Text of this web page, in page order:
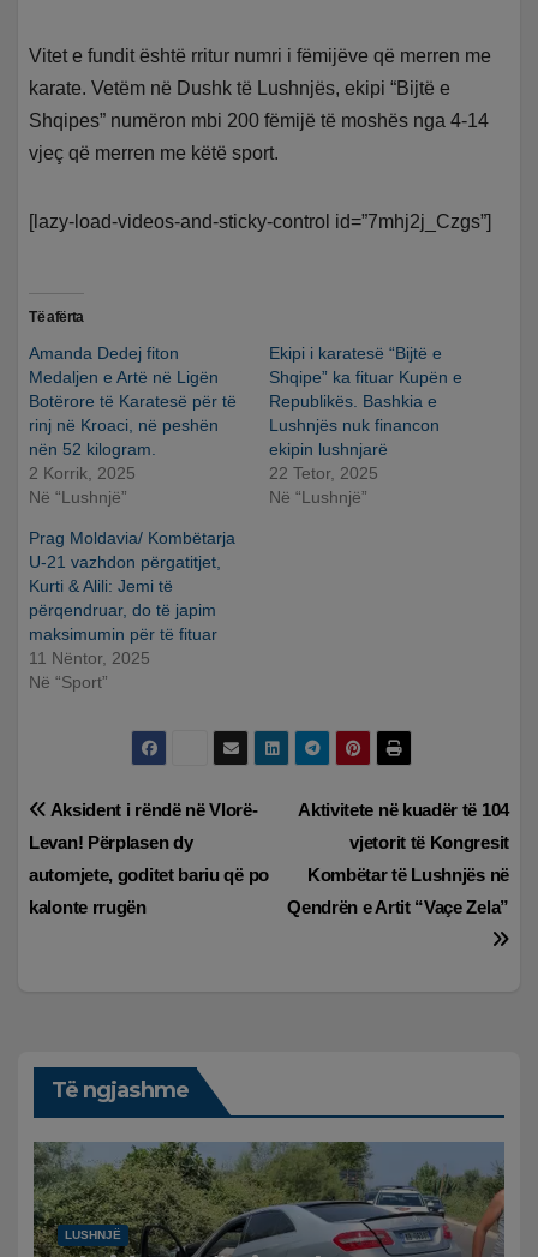
Vitet e fundit është rritur numri i fëmijëve që merren me
karate. Vetëm në Dushk të Lushnjës, ekipi “Bijtë e
Shqipes” numëron mbi 200 fëmijë të moshës nga 4-14
vjeç që merren me këtë sport.
[lazy-load-videos-and-sticky-control id=”7mhj2j_Czgs”]
Të afërta
Amanda Dedej fiton
Medaljen e Artë në Ligën
Botërore të Karatesë për të
rinj në Kroaci, në peshën
nën 52 kilogram.
2 Korrik, 2025
Në “Lushnjë”
Ekipi i karatesë “Bijtë e
Shqipe” ka fituar Kupën e
Republikës. Bashkia e
Lushnjës nuk financon
ekipin lushnjarë
22 Tetor, 2025
Në “Lushnjë”
Prag Moldavia/ Kombëtarja
U-21 vazhdon përgatitjet,
Kurti & Alili: Jemi të
përqendruar, do të japim
maksimumin për të fituar
11 Nëntor, 2025
Në “Sport”
Lëvizje
te
postimet
Aktivitete në kuadër të 104
vjetorit të Kongresit
Kombëtar të Lushnjës në
Qendrën e Artit “Vaçe Zela”
Aksident i rëndë në Vlorë-
Levan! Përplasen dy
automjete, goditet bariu që po
kalonte rrugën
Të ngjashme
LUSHNJË